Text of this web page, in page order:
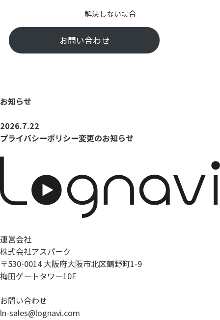
解決しない場合
お問い合わせ
お知らせ
2026.7.22
プライバシーポリシー変更のお知らせ
運営会社
株式会社アスパーク
〒530-0014 大阪府大阪市北区鶴野町1-9
梅田ゲートタワー10F
お問い合わせ
ln-sales@lognavi.com